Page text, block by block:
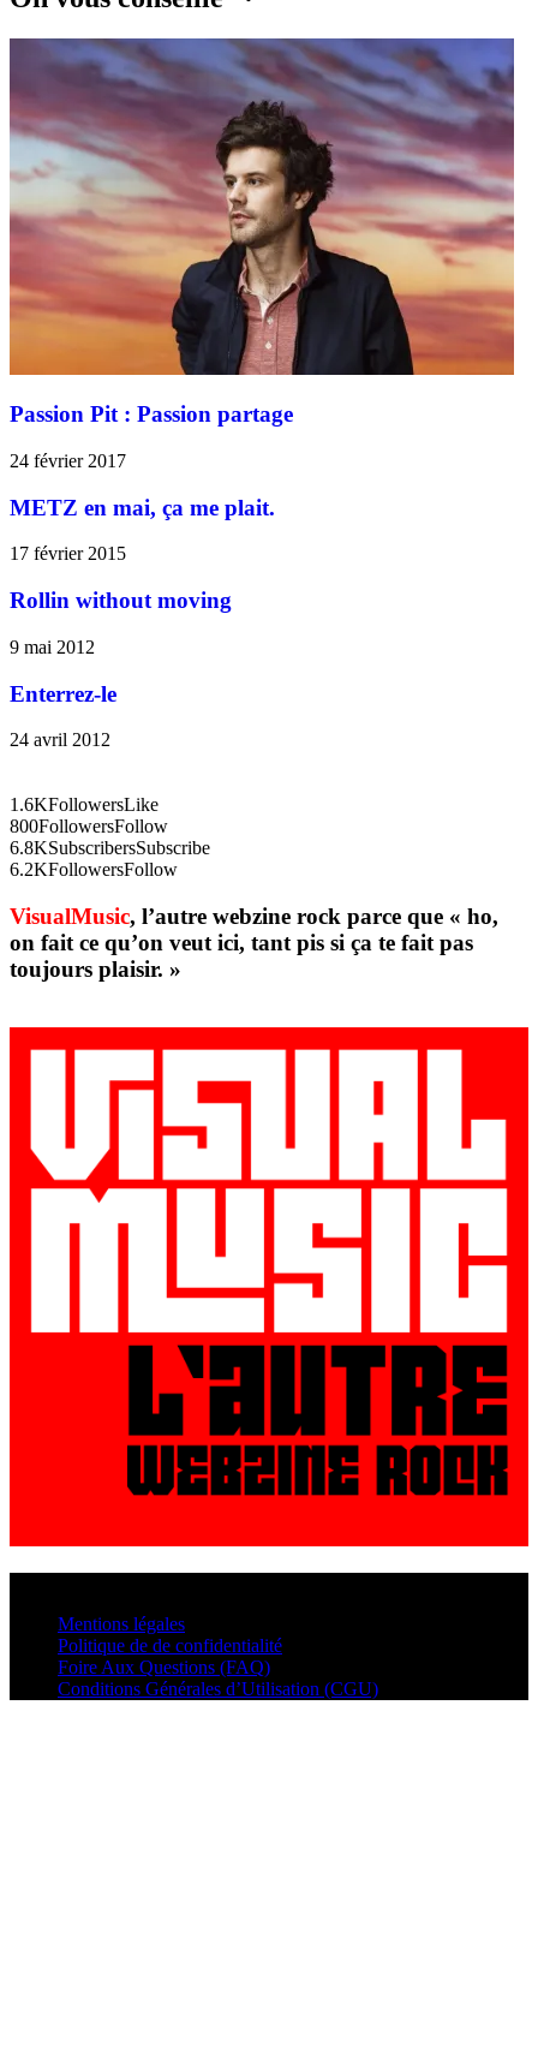
Passion Pit : Passion partage
24 février 2017
METZ en mai, ça me plait.
17 février 2015
Rollin without moving
9 mai 2012
Enterrez-le
24 avril 2012
1.6KFollowersLike
800FollowersFollow
6.8KSubscribersSubscribe
6.2KFollowersFollow
VisualMusic, l’autre webzine rock parce que « ho,
on fait ce qu’on veut ici, tant pis si ça te fait pas
toujours plaisir. »
Mentions légales
Politique de de confidentialité
Foire Aux Questions (FAQ)
Conditions Générales d’Utilisation (CGU)